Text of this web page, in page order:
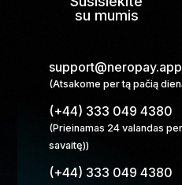
su mumis
support@neropay.app
(Atsakome per tą pačią
(+44) 333 049 4380
(Prieinamas 24 valandas
savaitę))
(+44) 333 049 4380